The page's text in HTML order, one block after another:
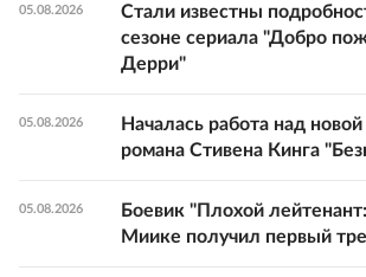
05.08.2026
Стали известны
сезоне сериала "Добро
Дерри"
05.08.2026
Началась работа над
романа Стивена Кинга
05.08.2026
Боевик "Плохой
Миике получил первый